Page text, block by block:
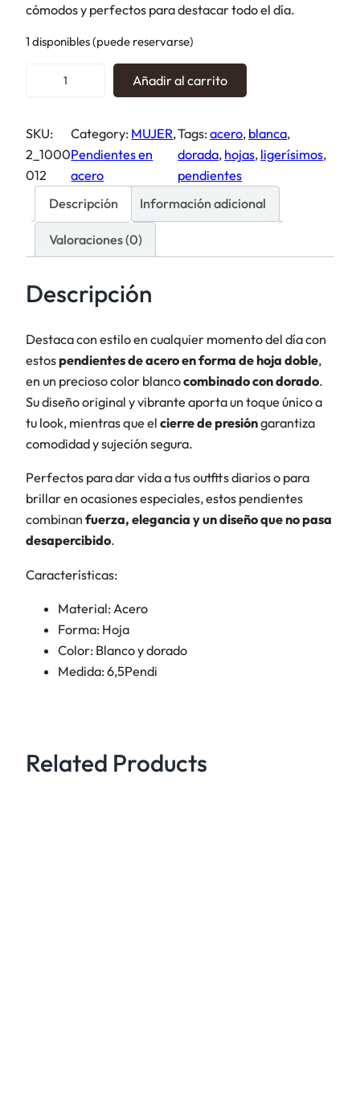
cómodos y perfectos para destacar todo el día.
1 disponibles (puede reservarse)
e
d
i
e
s
h
o
a
b
l
a
n
c
a
d
d
d
Añadir al carrito
SKU:
2_1000
012
Category: MUJER ,
Pendientes en
acero
Tags:acero, blanca
dorada, hojas, ligerísimos
pendientes
Descripción
Información adicional
Valoraciones (0)
Descripción
Destaca con estilo en cualquier momento del día con
estospendientes de acero en forma de hoja doble,
en un precioso color blancocombinado con dorado.
Su diseño original y vibrante aporta un toque único a
tu look, mientras que el cierre de presióngarantiza
comodidad y sujeción segura.
Perfectos para dar vida a tus outfits diarios o para
brillar en ocasiones especiales, estos pendientes
combinan fuerza, elegancia y un diseño que no pasa
desapercibido.
Características:
Material: Acero
Forma: Hoja
Color: Blanco y dorado
Medida: 6,5Pendi
Related Products